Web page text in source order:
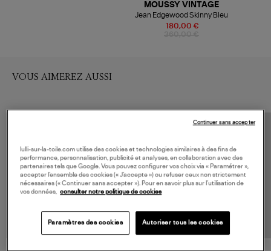
180,00 €
MOUSSY VINTAGE
Jean Edgewood Skinny Bleu
VOUS AIMEREZ AUSSI
lulli-sur-la-toile.com utilise des cookies et technologies similaires à des fins de
performance, personnalisation, publicité et analyses, en collaboration avec des
partenaires tels que Google. Vous pouvez configurer vos choix via « Paramétrer »,
accepter l’ensemble des cookies (« J’accepte ») ou refuser ceux non strictement
nécessaires (« Continuer sans accepter »). Pour en savoir plus sur l’utilisation de
vos données,
consulter notre politique de cookies
Paramètres des cookies Autoriser tous les cookies
Continuer sans accepter